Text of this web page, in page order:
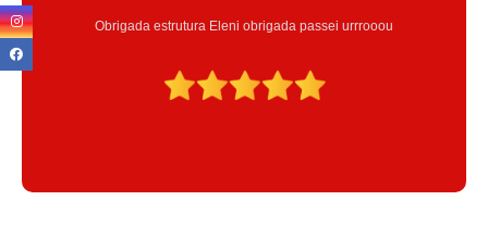
Excelente atendimento , a Instrutora Eleni maravilhosa atenciosa